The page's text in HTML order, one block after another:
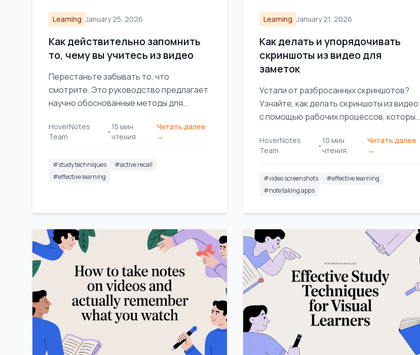
Learning January 25, 2026
Как действительно запомнить
то, чему вы учитесь из видео
Перестаньте забывать то, что
смотрите. Это руководство предлагает
научно обоснованные методы для
видеоинформации с помощью активного
воспроизведения и более
HoverNotes
Team
•
15 мин
чтения
Читать далее
→
#study techniques #active recall
#effective learning
Learning January 21, 2026
Как делать и упорядочивать
скриншоты из видео для
заметок
Устали от разбросанных скриншотов?
Узнайте, как делать скриншоты из видео
с помощью рабочих процессов, которые
вашими заметками и повышают
эффективность обучения.
HoverNotes
Team
•
10 мин
чтения
Читать далее
→
#video screenshots #effective learning
#note taking apps